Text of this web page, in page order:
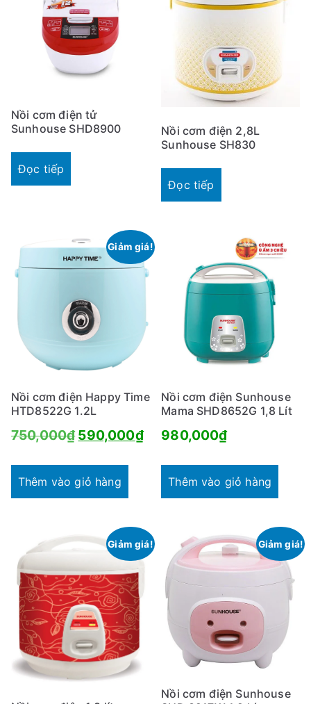
Nồi cơm điện tử
Sunhouse SHD8900
Đọc tiếp
Nồi cơm điện 2,8L
Sunhouse SH830
Đọc tiếp
Giảm giá!
Nồi cơm điện Happy Time
HTD8522G 1.2L
750,000₫Giá
là:
590,000₫Giá
590,000₫.
Thêm vào giỏ hàng
Nồi cơm điện Sunhouse
Mama SHD8652G 1,8 Lít
980,000₫
Thêm vào giỏ hàng
Giảm giá! Giảm giá!
Nồi cơm điện Sunhouse